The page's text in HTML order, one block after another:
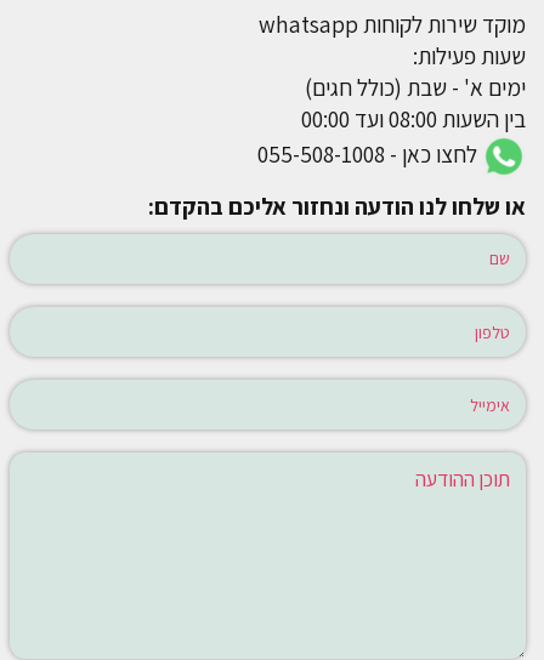
מוקד שירות לקוחות whatsapp
שעות פעילות:
ימים א' - שבת (כולל חגים)
בין השעות 08:00 ועד 00:00
לחצו כאן - 055-508-1008
או שלחו לנו הודעה ונחזור אליכם בהקדם: